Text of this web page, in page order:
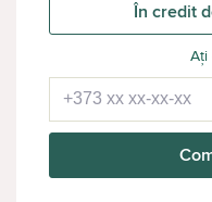
În credit
Ați